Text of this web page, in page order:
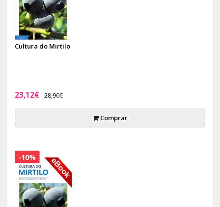
Cultura do Mirtilo
23,12€ 28,90€
Comprar
-10%